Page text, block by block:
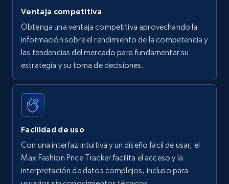
5.6K+ 874+
Walmart - products - Find new products by
using specific category URL
URL, Final price, Sku, Currency, Gtin,
Specifications, Image urls, Top reviews, and
more.
Ventaja competitiva
Obtenga una ventaja competitiva aprovechando la
información sobre el rendimiento de la competencia y
las tendencias del mercado para fundamentar su
estrategia y su toma de decisiones.
Facilidad de uso
Con una interfaz intuitiva y un diseño fácil de usar, el
Max Fashion Price Tracker facilita el acceso y la
interpretación de datos complejos, incluso para